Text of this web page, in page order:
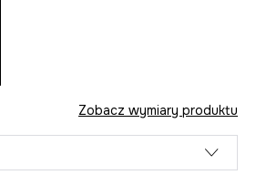
Zobacz wymiary produktu